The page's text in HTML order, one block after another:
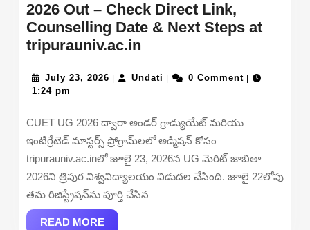
2026 Out – Check Direct Link,
Counselling Date & Next Steps at
tripurauniv.ac.in
UG
List
2026
Out
–
Check
July 23, 2026 July
Undati Undati0 Comment
1:24 pm
CUET UG 2026 ద్వారా అండర్ గ్రాడ్యుయేట్ మరియు
ఇంటిగ్రేటెడ్ మాస్టర్స్ ప్రోగ్రామ్‌లలో అడ్మిషన్ కోసం
tripurauniv.ac.inలో జూలై 23, 2026న UG మెరిట్ జాబితా
2026ని త్రిపుర విశ్వవిద్యాలయం విడుదల చేసింది. జూలై 22లోపు
తమ రిజిస్ట్రేషన్‌ను పూర్తి చేసిన
READ MOREREAD